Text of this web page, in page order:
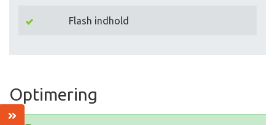
Flash indhold
Optimering